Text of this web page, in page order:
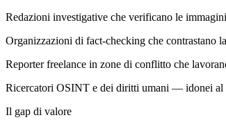
Redazioni investigative che verificano le
Organizzazioni di fact-checking che contrastano
Reporter freelance in zone di conflitto che
Ricercatori OSINT e dei diritti umani — idonei al
Il gap di valore